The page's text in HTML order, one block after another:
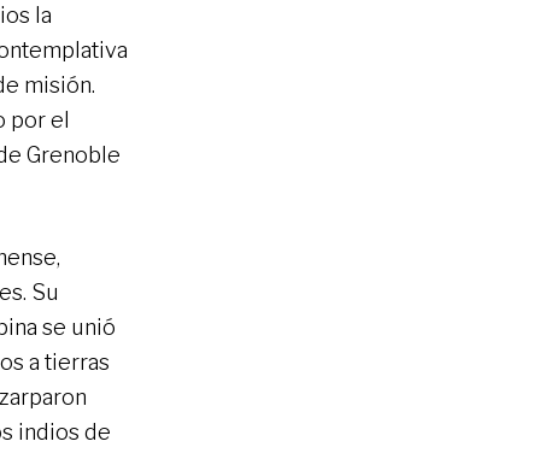
la
misión.
por el
Grenoble
Su
se unió
a tierras
indios de